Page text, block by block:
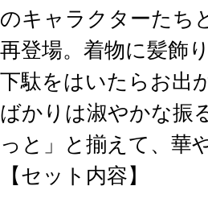
のキャラクターたち
再登場。着物に髪飾
下駄をはいたらお出
ばかりは淑やかな振
っと」と揃えて、華
【セット内容】